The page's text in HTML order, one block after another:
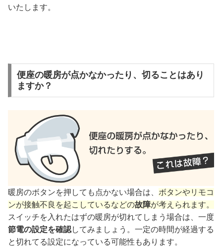
いたします。
便座の暖房が点かなかったり、切ることはあり
ますか？
暖房のボタンを押しても点かない場合は、 ボタンやリモコ
ンが接触不良を起こしているなどの故障が考えられます。
スイッチを入れたはずの暖房が切れてしまう場合は、一度
節電の設定を確認してみましょう。一定の時間が経過する
と切れてる設定になっている可能性もあります。